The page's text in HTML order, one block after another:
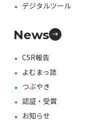
デジタルツール
News
CSR報告
よむまっ誌
つぶやき
認証・受賞
お知らせ